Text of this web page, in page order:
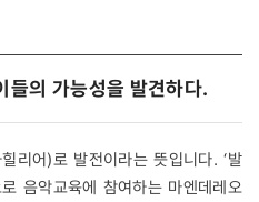
의 가능성을 발견하다.
리어)로 발전이라는 뜻입니다. ‘발
음악교육에 참여하는 마엔데레오